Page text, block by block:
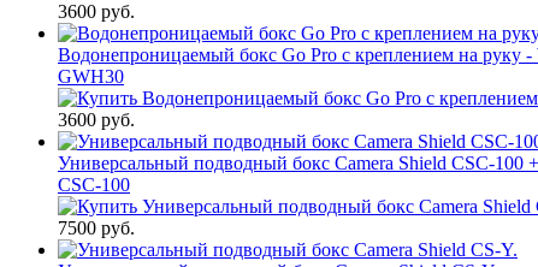
3600 руб.
Водонепроницаемый бокс Go Pro с креплением на руку
GWH30
3600 руб.
Универсальный подводный бокс Camera Shield CSC-100
CSC-100
7500 руб.